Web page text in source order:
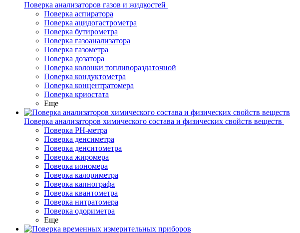
Поверка анализаторов газов и жидкостей
Поверка аспиратора
Поверка ацидогастрометра
Поверка бутирометра
Поверка газоанализатора
Поверка газометра
Поверка дозатора
Поверка колонки топливораздаточной
Поверка кондуктометра
Поверка концентратомера
Поверка криостата
Еще
Поверка анализаторов химического состава и физических свойств веществ
Поверка PH-метра
Поверка денсиметра
Поверка денситометра
Поверка жиромера
Поверка иономера
Поверка калориметра
Поверка капнографа
Поверка квантометра
Поверка нитратомера
Поверка одориметра
Еще